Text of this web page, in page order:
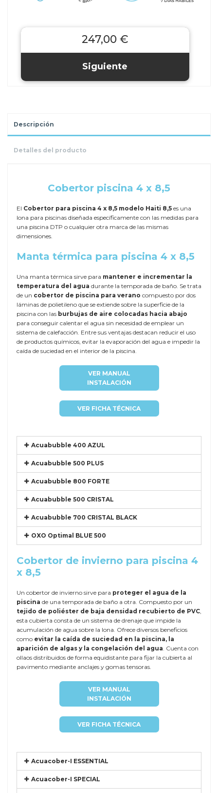
247,00 €
Descripción
Detalles del producto
Cobertor piscina 4 x 8,5
El Cobertor para piscina 4 x 8,5 modelo Haiti 8,5 es una
lona para piscinas diseñada específicamente con las medidas para
una piscina DTP o cualquier otra marca de las mismas
dimensiones.
Manta térmica para piscina 4 x 8,5
Una manta térmica sirve para mantener e incrementar la
temperatura del agua durante la temporada de baño. Se trata
de un cobertor de piscina para verano compuesto por dos
láminas de polietileno que se extiende sobre la superficie de la
piscina con las burbujas de aire colocadas hacia abajo
para conseguir calentar el agua sin necesidad de emplear un
sistema de calefacción. Entre sus ventajas destacan reducir el uso
de productos químicos, evitar la evaporación del agua e impedir la
caída de suciedad en el interior de la piscina.
VER MANUAL
INSTALACIÓN
VER FICHA TÉCNICA
Acuabubble 400 AZUL
Acuabubble 500 PLUS
Acuabubble 800 FORTE
Acuabubble 500 CRISTAL
Acuabubble 700 CRISTAL BLACK
OXO Optimal BLUE 500
Cobertor de invierno para piscina 4
x 8,5
Un cobertor de invierno sirve para proteger el agua de la
piscina de una temporada de baño a otra. Compuesto por un
tejido de poliéster de baja densidad recubierto de PVC,
esta cubierta consta de un sistema de drenaje que impide la
acumulación de agua sobre la lona. Ofrece diversos beneficios
como evitar la caída de suciedad en la piscina, la
aparición de algas y la congelación del agua. Cuenta con
ollaos distribuidos de forma equidistante para fijar la cubierta al
pavimento mediante anclajes y gomas tensoras.
VER MANUAL
INSTALACIÓN
VER FICHA TÉCNICA
Acuacober-I ESSENTIAL
Acuacober-I SPECIAL